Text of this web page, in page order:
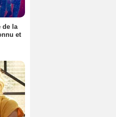
de la
et